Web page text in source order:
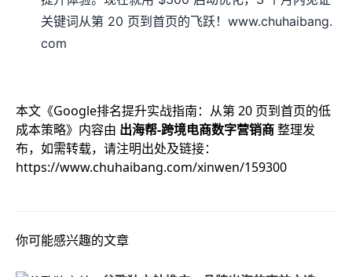
关键词从第 20 页到首页的飞跃！www.chuhaibang.
com
本文《Google排名提升实战指南：从第 20 页到首页的低
成本策略》内容由 出海帮-跨境电商数字营销商整理发
布，如需转载，请注明出处及链接：
https://www.chuhaibang.com/xinwen/159300
你可能感兴趣的文章